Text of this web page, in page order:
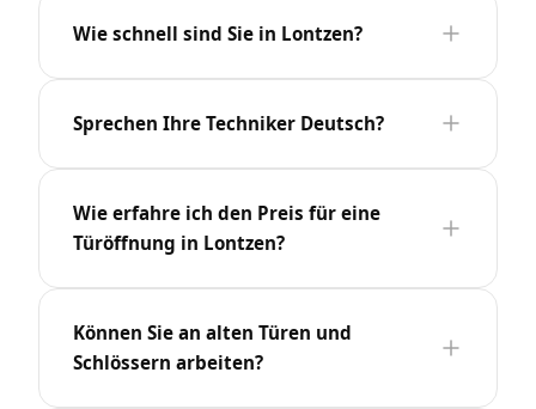
Wie schnell sind Sie in Lontzen?
Sprechen Ihre Techniker Deutsch?
Wie erfahre ich den Preis für eine
Türöffnung in Lontzen?
Können Sie an alten Türen und
Schlössern arbeiten?